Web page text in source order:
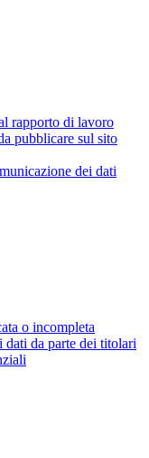
rapporto di lavoro
pubblicare sul sito
dei dati
o incompleta
dati da parte dei titolari